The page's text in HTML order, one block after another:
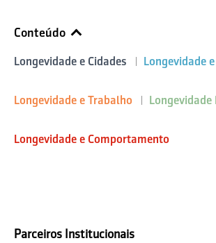
Conteúdo
Longevidade e Cidades Longevidade
Longevidade e Trabalho Longevidade
Longevidade e Comportamento
Parceiros Institucionais